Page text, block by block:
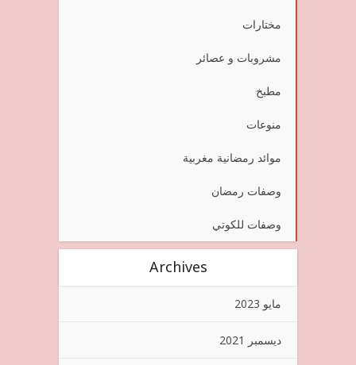
مختارات
مشروبات و عصائر
مطبخ
منوعات
موائد رمضانية مغربية
وصفات رمضان
وصفات للكوتي
Archives
مايو 2023
ديسمبر 2021